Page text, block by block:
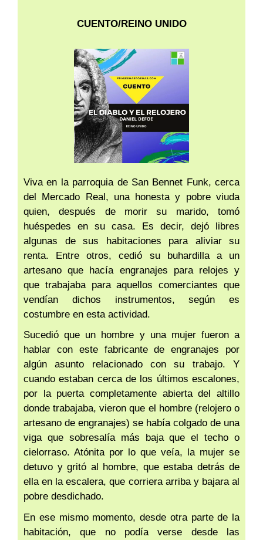
CUENTO/REINO UNIDO
Viva en la parroquia de San Bennet Funk, cerca
del Mercado Real, una honesta y pobre viuda
quien, después de morir su marido, tomó
huéspedes en su casa. Es decir, dejó libres
algunas de sus habitaciones para aliviar su
renta. Entre otros, cedió su buhardilla a un
artesano que hacía engranajes para relojes y
que trabajaba para aquellos comerciantes que
vendían dichos instrumentos, según es
costumbre en esta actividad.
Sucedió que un hombre y una mujer fueron a
hablar con este fabricante de engranajes por
algún asunto relacionado con su trabajo. Y
cuando estaban cerca de los últimos escalones,
por la puerta completamente abierta del altillo
donde trabajaba, vieron que el hombre (relojero o
artesano de engranajes) se había colgado de una
viga que sobresalía más baja que el techo o
cielorraso. Atónita por lo que veía, la mujer se
detuvo y gritó al hombre, que estaba detrás de
ella en la escalera, que corriera arriba y bajara al
pobre desdichado.
En ese mismo momento, desde otra parte de la
habitación, que no podía verse desde las